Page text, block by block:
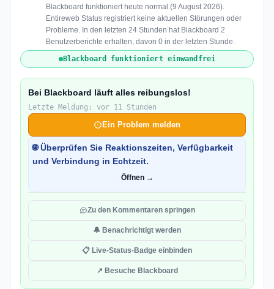
Blackboard funktioniert heute normal (9 August 2026).
Entireweb Status registriert keine aktuellen Störungen oder
Probleme. In den letzten 24 Stunden hat Blackboard 2
Benutzerberichte erhalten, davon 0 in der letzten Stunde.
Blackboard funktioniert einwandfrei
Bei Blackboard läuft alles reibungslos!
Letzte Meldung: vor 11 Stunden
Ein Problem melden
🌐 Überprüfen Sie Reaktionszeiten, Verfügbarkeit
und Verbindung in Echtzeit.
Öffnen →
Zu den Kommentaren springen
🔔 Benachrichtigt werden
📋 Live-Status-Badge einbinden
↗ Besuche Blackboard